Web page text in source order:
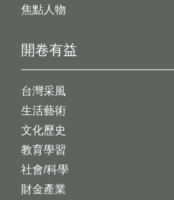
開卷有益
台灣采風
生活藝術
文化歷史
教育學習
社會/科學
財金產業
焦點人物